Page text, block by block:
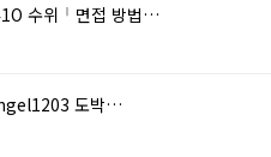
수위╵면접 방법…
도박…